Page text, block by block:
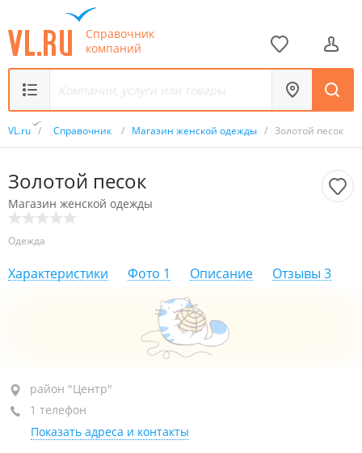
Справочник
компаний
VL.ru / Справочник / Магазин женской одежды / Золотой песок
Золотой песок
Магазин женской одежды
Одежда
Характеристики Фото 1 Описание Отзывы 3
район "Центр", пр-т Океанский, 16А
ТЦ "Izumrud Plaza", 3-й этаж, бут. 302
+7 924 137-90-35
район "Центр"
1 телефон
Показать адреса и контакты